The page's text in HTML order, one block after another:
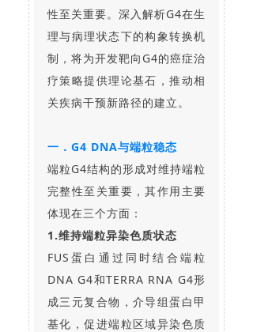
性至关重要。深入解析G4在生
理与病理状态下的构象转换机
制，将为开发靶向G4的癌症治
疗策略提供理论基石，推动相
关疾病干预新路径的建立。
一．G4 DNA与端粒稳态
端粒G4结构的形成对维持端粒
完整性至关重要，其作用主要
体现在三个方面：
1.维持端粒异染色质状态
FUS蛋白通过同时结合端粒
DNA G4和TERRA RNA G4形
成三元复合物，介导组蛋白甲
基化，促进端粒区域异染色质